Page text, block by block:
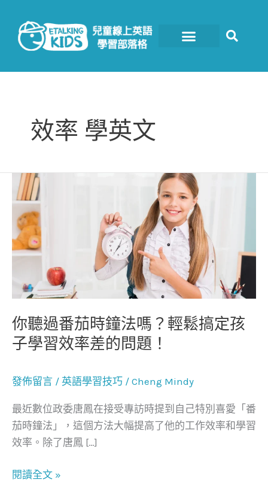
內
效率 學英文
你聽過番茄時鐘法嗎？輕鬆搞定孩
子學習效率差的問題！
發佈留言 / 英語學習技巧 / Cheng Mindy
最近數位政委唐鳳在接受專訪時提到自己特別喜愛「番
茄時鐘法」，這個方法大幅提高了他的工作效率和學習
效率。除了唐鳳 […]
你
聽
過
番
茄
法
嗎？
輕
鬆
定
子
學
習
率
閱讀全文 »